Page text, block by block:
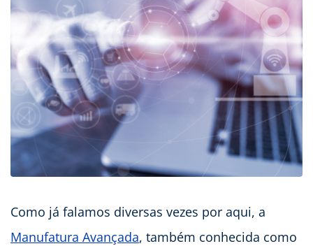
Como já falamos diversas vezes por aqui, a
Manufatura Avançada, também conhecida como